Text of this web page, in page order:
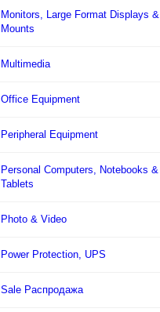
Monitors, Large Format Displays &
Mounts
Multimedia
Office Equipment
Peripheral Equipment
Personal Computers, Notebooks &
Tablets
Photo & Video
Power Protection, UPS
Sale Распродажа